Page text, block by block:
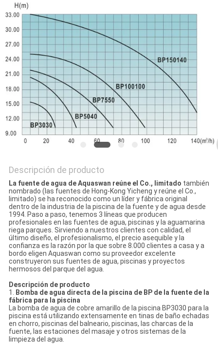
MAPA
DEL
SITIO
PRIVACY
POLICY
Descripción de producto
La fuente de agua de Aquaswan reúne el Co., limitado también
nombrado (las fuentes de Hong-Kong Yicheng y reúne el Co.,
limitado) se ha reconocido como un líder y fábrica original
dentro de la industria de la piscina de la fuente y de agua desde
1994. Paso a paso, tenemos 3 líneas que producen
profesionales en las fuentes de agua, piscinas y la aguamarina
riega parques. Sirviendo a nuestros clientes con calidad, el
último diseño, el profesionalismo, el precio asequible y la
confianza es la razón por la que sobre 8.000 clientes a casa y a
bordo eligen Aquaswan como su proveedor excelente
construyeron sus fuentes de agua, piscinas y proyectos
hermosos del parque del agua.
Descripción de producto
1. Bomba de agua directa de la piscina de BP de la fuente de la
fábrica para la piscina
La bomba de agua de cobre amarillo de lapiscina BP3030 para la
piscina está utilizando extensamente en tinas de baño echadas
en chorro, piscinas del balneario, piscinas, las charcas de la
fuente, las estaciones del masaje y otros sistemas de la
limpieza del agua.